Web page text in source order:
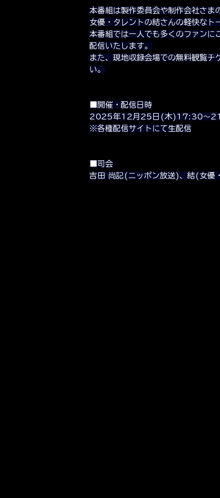
本番組は製作委員会や制作会社さま
女優・タレントの結さんの軽快なト
本番組では一人でも多くのファンに
配信いたします。
また、現地収録会場での無料観覧
い。
■開催・配信日時
2025年12月25日(木)17:30～
※各種配信サイトにて生配信
■司会
吉田 尚記(ニッポン放送)、結(女優